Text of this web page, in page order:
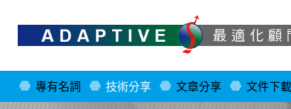
專有名詞 技術分享 文章分享 文件下載